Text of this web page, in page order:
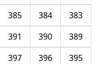
383
384
385
389
390
391
395
396
397